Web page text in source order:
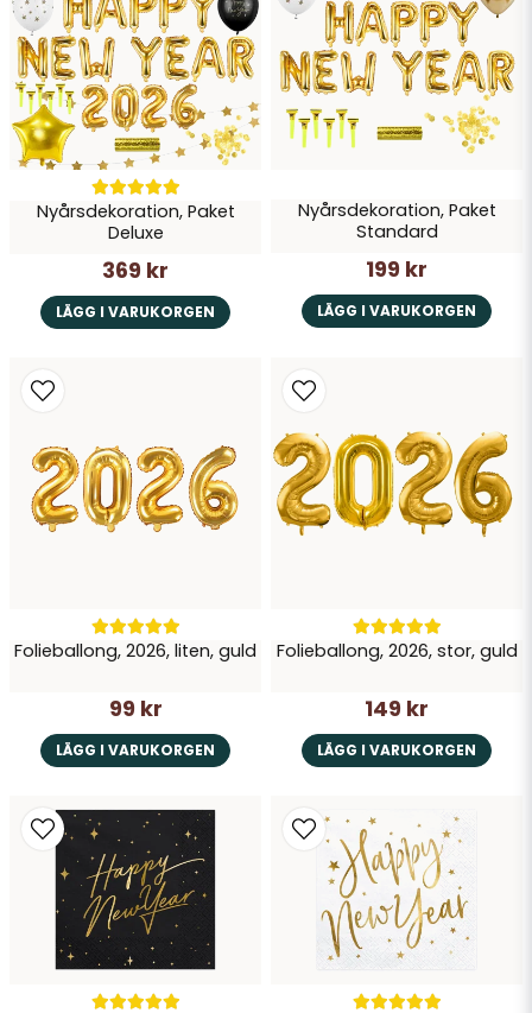
Skicka fråga
Nyårsdekoration, Paket
Deluxe
369 kr
LÄGG I VARUKORGEN
Nyårsdekoration, Paket
Standard
199 kr
LÄGG I VARUKORGEN
Folieballong, 2026, liten, guld
99 kr
LÄGG I VARUKORGEN
Folieballong, 2026, stor, guld
149 kr
LÄGG I VARUKORGEN